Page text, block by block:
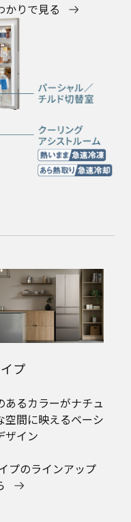
かりで見る
プ
あるカラーがナチュ
空間に映えるベーシ
ザイン
プのラインアップ